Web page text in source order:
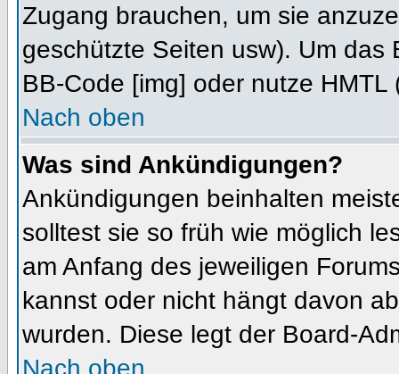
Zugang brauchen, um sie
geschützte Seiten usw). Um
BB-Code [img] oder nutze HMTL
Nach oben
Was sind Ankündigungen?
Ankündigungen beinhalten
solltest sie so früh wie möglich
am Anfang des jeweiligen
kannst oder nicht hängt davon
wurden. Diese legt der Board-
Nach oben